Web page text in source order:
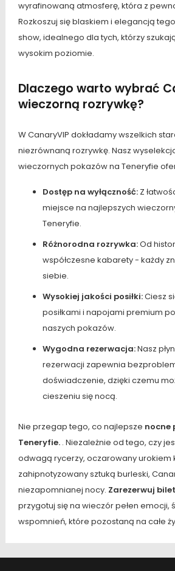
wyrafinowaną atmosferę, która z
Rozkoszuj się blaskiem i elegancją
show, idealnego dla tych, którzy
wysokim poziomie.
Dlaczego warto wybrać
wieczorną rozrywkę?
W CanaryVIP dokładamy wszelkich
niezrównaną rozrywkę. Nasz
wieczornych pokazów na Teneryfie
Dostęp na wyłączność: Z
miejsce na najlepszych
Teneryfie.
Różnorodna rozrywka:Od
współczesne kabarety - każdy
siebie.
Wysokiej jakości posiłki:Ciesz
posiłkami i napojami premium
naszych pokazów.
Wygodna rezerwacja:Nasz
rezerwacji zapewnia
doświadczenie, dzięki czemu
cieszeniu się nocą.
Nie przegap tego, co najlepsze nocne
Teneryfie. . Niezależnie od tego, czy
odwagą rycerzy, oczarowany urokiem
zahipnotyzowany sztuką burleski,
niezapomnianej nocy. Zarezerwuj
przygotuj się na wieczór pełen emocji,
wspomnień, które pozostaną na całe